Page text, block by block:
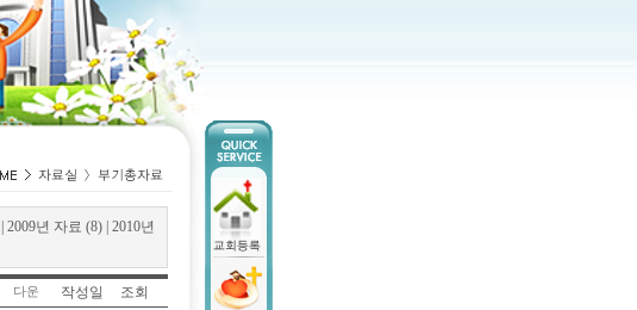
2009년 자료 (8)| 2010년
다운 작성일 조회